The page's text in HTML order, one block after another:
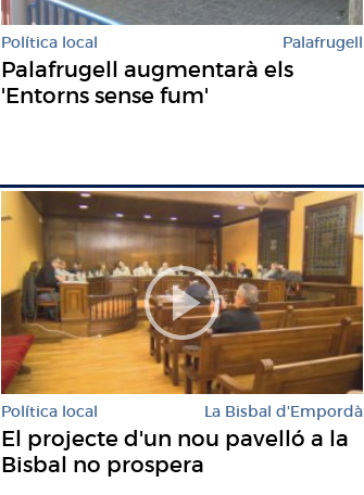
Política local Palafrugell
Palafrugell augmentarà els
'Entorns sense fum'
Política local La Bisbal d'Empordà
El projecte d'un nou pavelló a la
Bisbal no prospera